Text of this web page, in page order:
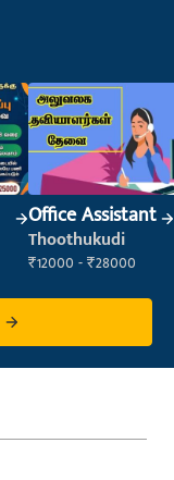
Office Assistant
Thoothukudi
₹12000 - ₹28000